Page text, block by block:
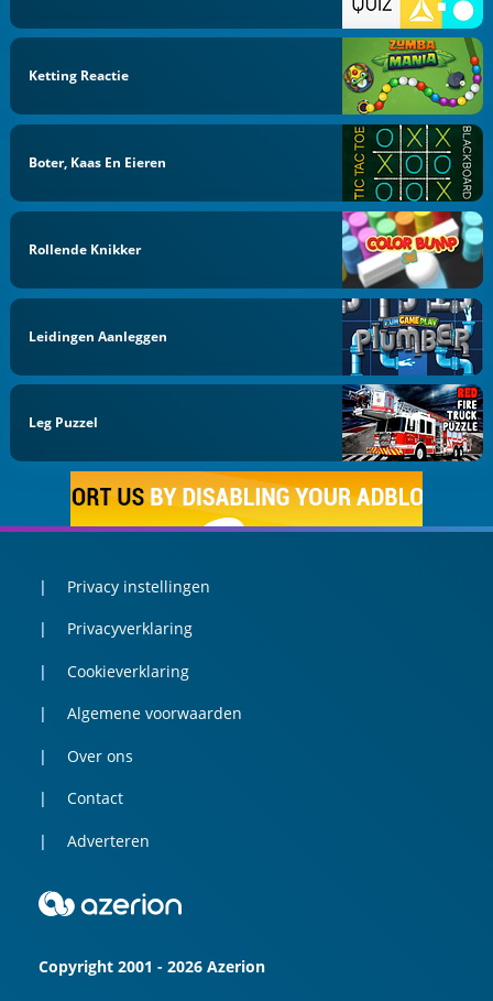
Ketting Reactie
Boter, Kaas En Eieren
Rollende Knikker
Leidingen Aanleggen
Leg Puzzel
Privacy instellingen
Privacyverklaring
Cookieverklaring
Algemene voorwaarden
Over ons
Contact
Adverteren
Copyright 2001 - 2026 Azerion